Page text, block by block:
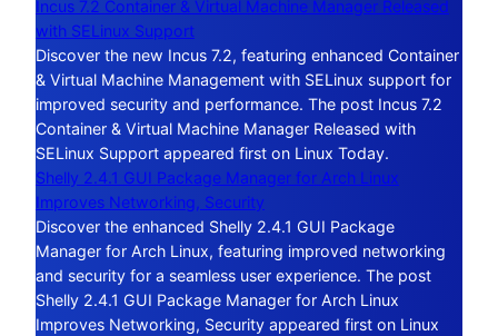
Incus 7.2 Container & Virtual Machine Manager Released
with SELinux Support
Discover the new Incus 7.2, featuring enhanced Container
& Virtual Machine Management with SELinux support for
improved security and performance. The post Incus 7.2
Container & Virtual Machine Manager Released with
SELinux Support appeared first on Linux Today.
Shelly 2.4.1 GUI Package Manager for Arch Linux
Improves Networking, Security
Discover the enhanced Shelly 2.4.1 GUI Package
Manager for Arch Linux, featuring improved networking
and security for a seamless user experience. The post
Shelly 2.4.1 GUI Package Manager for Arch Linux
Improves Networking, Security appeared first on Linux